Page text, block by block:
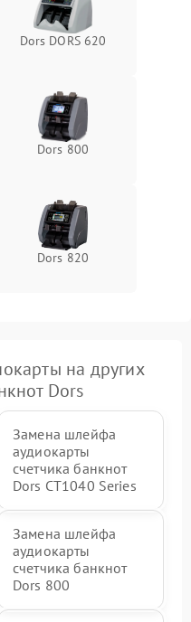
Подробнее →
Dors DORS 620
Dors 800
Dors 820
на других
Dors
Замена шлейфа
аудиокарты
счетчика банкнот
Dors CT1040 Series
Замена шлейфа
аудиокарты
счетчика банкнот
Dors 800